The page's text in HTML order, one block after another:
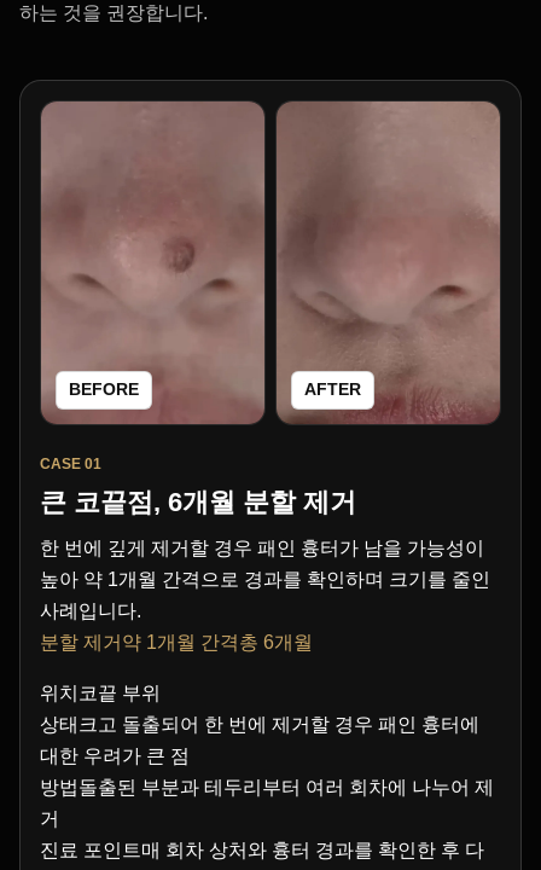
하는 것을 권장합니다.
BEFORE AFTER
CASE 01
큰 코끝점, 6개월 분할 제거
한 번에 깊게 제거할 경우 패인 흉터가 남을 가능성이
높아 약 1개월 간격으로 경과를 확인하며 크기를 줄인
사례입니다.
분할 제거약 1개월 간격총 6개월
위치코끝 부위
상태크고 돌출되어 한 번에 제거할 경우 패인 흉터에
대한 우려가 큰 점
방법돌출된 부분과 테두리부터 여러 회차에 나누어 제
거
진료 포인트매 회차 상처와 흉터 경과를 확인한 후 다